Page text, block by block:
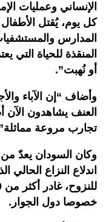
الإنساني وعمليات
كل يوم، يُقتل
المدارس
المنقذة للحياة
أو نُهبت”.
وأضاف “إن الآباء
العنف يشاهدون الآن
تجارب مروعة
وكان السودان يعدّ
خصوصا دول الجوار.